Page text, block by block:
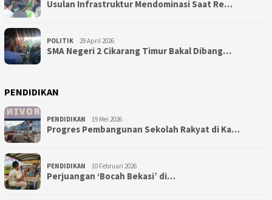
Usulan Infrastruktur Mendominasi Saat Re…
POLITIK 29 April 2026
SMA Negeri 2 Cikarang Timur Bakal Dibang…
PENDIDIKAN
PENDIDIKAN 19 Mei 2026
Progres Pembangunan Sekolah Rakyat di Ka…
PENDIDIKAN 10 Februari 2026
Perjuangan ‘Bocah Bekasi’ di…